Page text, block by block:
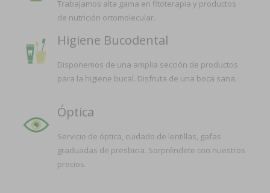
Trabajamos alta gama en fitoterapia y productos
de nutrición ortomolecular.
Higiene Bucodental
Disponemos de una amplia sección de productos
para la higiene bucal. Disfruta de una boca sana.
Óptica
Servicio de óptica, cuidado de lentillas, gafas
graduadas de presbicia. Sorpréndete con nuestros
precios.